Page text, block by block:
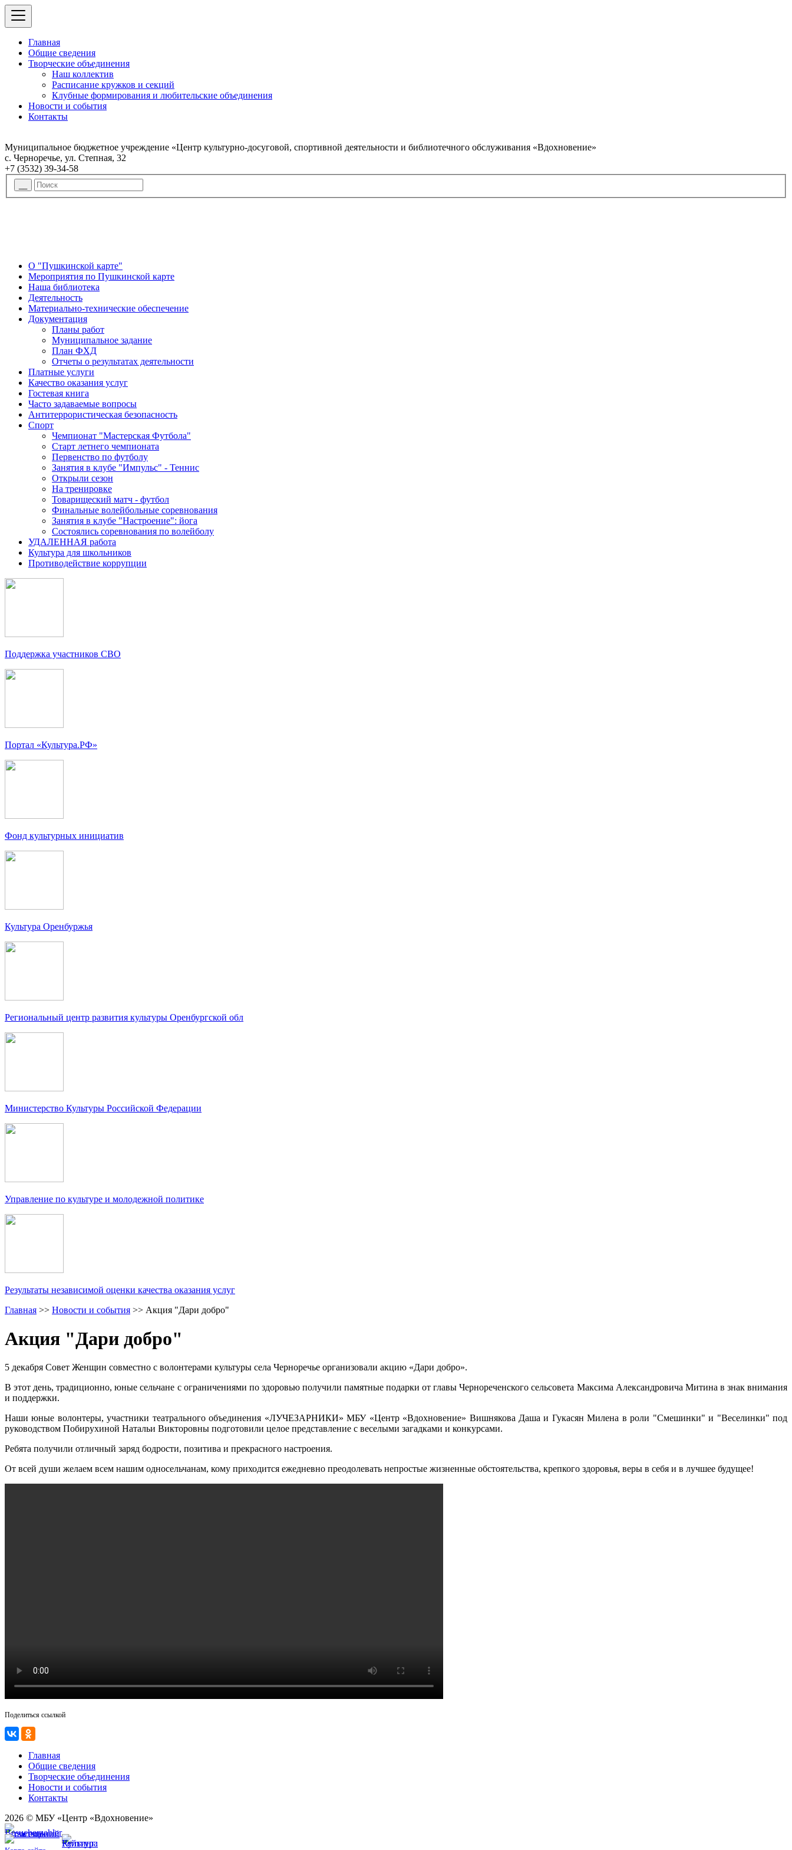
Главная
Общие сведения
Творческие объединения
Наш коллектив
Расписание кружков и секций
Клубные формирования и любительские объединения
Новости и события
Контакты
Муниципальное бюджетное учреждение «Центр культурно-досуговой, спортивной деятельности и библиотечного обслуживания «Вдохновение»
с. Черноречье, ул. Степная, 32
+7 (3532) 39-34-58
О "Пушкинской карте"
Мероприятия по Пушкинской карте
Наша библиотека
Деятельность
Материально-технические обеспечение
Документация
Планы работ
Муниципальное задание
План ФХД
Отчеты о результатах деятельности
Платные услуги
Качество оказания услуг
Гостевая книга
Часто задаваемые вопросы
Антитеррористическая безопасность
Спорт
Чемпионат "Мастерская Футбола"
Старт летнего чемпионата
Первенство по футболу
Занятия в клубе "Импульс" - Теннис
Открыли сезон
На тренировке
Товарищеский матч - футбол
Финальные волейбольные соревнования
Занятия в клубе "Настроение": йога
Состоялись соревнования по волейболу
УДАЛЕННАЯ работа
Культура для школьников
Противодействие коррупции
Поддержка участников СВО
Портал «Культура.РФ»
Фонд культурных инициатив
Культура Оренбуржья
Региональный центр развития культуры Оренбургской обл
Министерство Культуры Российской Федерации
Управление по культуре и молодежной политике
Результаты независимой оценки качества оказания услуг
Главная >> Новости и события >> Акция "Дари добро"
Акция "Дари добро"
5 декабря Совет Женщин совместно с волонтерами культуры села Черноречье организовали акцию «Дари добро».
В этот день, традиционно, юные сельчане с ограничениями по здоровью получили памятные подарки от главы Чернореченского сельсовета Максима Александровича Митина в знак внимания
и поддержки.
Наши юные волонтеры, участники театрального объединения «ЛУЧЕЗАРНИКИ» МБУ «Центр «Вдохновение» Вишнякова Даша и Гукасян Милена в роли "Смешинки" и "Веселинки" под
руководством Побирухиной Натальи Викторовны подготовили целое представление с веселыми загадками и конкурсами.
Ребята получили отличный заряд бодрости, позитива и прекрасного настроения.
От всей души желаем всем нашим односельчанам, кому приходится ежедневно преодолевать непростые жизненные обстоятельства, крепкого здоровья, веры в себя и в лучшее будущее!
Поделиться ссылкой
Главная
Общие сведения
Творческие объединения
Новости и события
Контакты
2026 © МБУ «Центр «Вдохновение»